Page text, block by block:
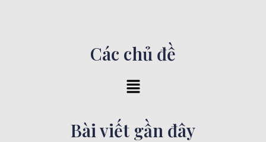
Các chủ đề
Bài viết gần đây